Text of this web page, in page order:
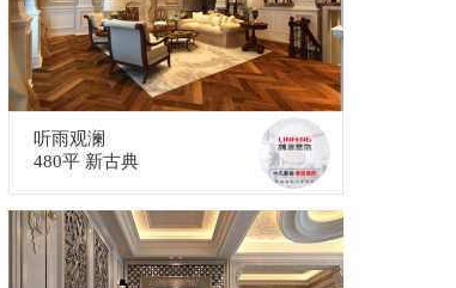
听雨观澜
480平 新古典